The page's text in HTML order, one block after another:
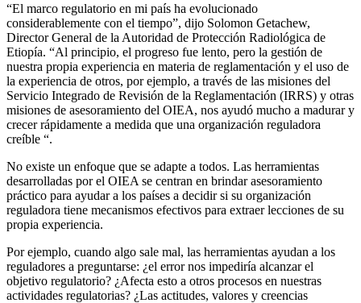
“El marco regulatorio en mi país ha evolucionado
considerablemente con el tiempo”, dijo Solomon Getachew,
Director General de la Autoridad de Protección Radiológica de
Etiopía. “Al principio, el progreso fue lento, pero la gestión de
nuestra propia experiencia en materia de reglamentación y el uso de
la experiencia de otros, por ejemplo, a través de las misiones del
Servicio Integrado de Revisión de la Reglamentación (IRRS) y otras
misiones de asesoramiento del OIEA, nos ayudó mucho a madurar y
crecer rápidamente a medida que una organización reguladora
creíble “.
No existe un enfoque que se adapte a todos. Las herramientas
desarrolladas por el OIEA se centran en brindar asesoramiento
práctico para ayudar a los países a decidir si su organización
reguladora tiene mecanismos efectivos para extraer lecciones de su
propia experiencia.
Por ejemplo, cuando algo sale mal, las herramientas ayudan a los
reguladores a preguntarse: ¿el error nos impediría alcanzar el
objetivo regulatorio? ¿Afecta esto a otros procesos en nuestras
actividades regulatorias? ¿Las actitudes, valores y creencias